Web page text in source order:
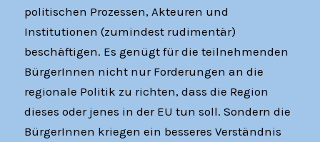
politischen Prozessen, Akteuren und
Institutionen (zumindest rudimentär)
beschäftigen. Es genügt für die teilnehmenden
BürgerInnen nicht nur Forderungen an die
regionale Politik zu richten, dass die Region
dieses oder jenes in der EU tun soll. Sondern die
BürgerInnen kriegen ein besseres Verständnis